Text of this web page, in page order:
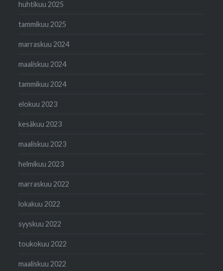
huhtikuu 2025
tammikuu 2025
marraskuu 2024
maaliskuu 2024
tammikuu 2024
elokuu 2023
kesäkuu 2023
maaliskuu 2023
helmikuu 2023
marraskuu 2022
lokakuu 2022
syyskuu 2022
toukokuu 2022
maaliskuu 2022